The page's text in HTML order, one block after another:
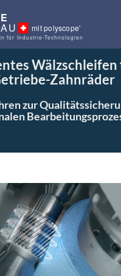
mit polyscope'
für Industrie-Technologien
Wälzschleifen
Zahnräder
zur